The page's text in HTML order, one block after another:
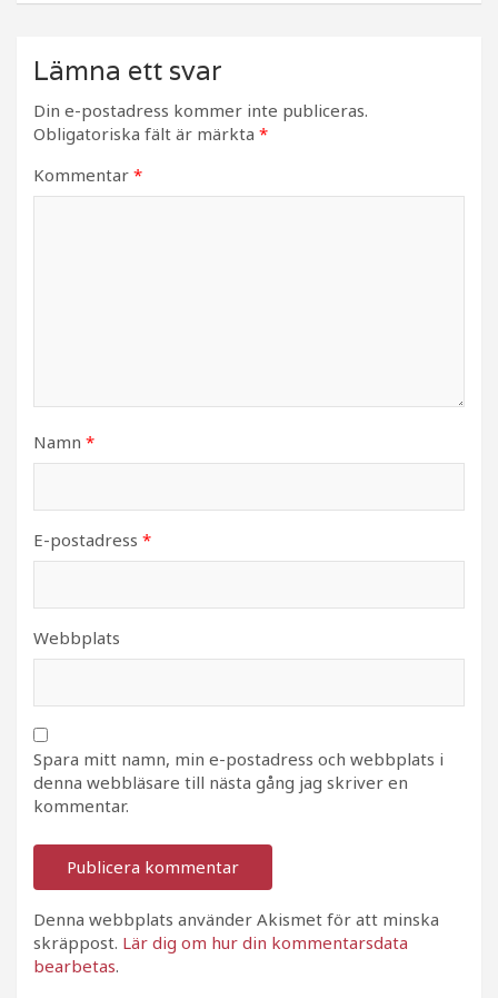
Lämna ett svar
Din e-postadress kommer inte publiceras.
Obligatoriska fält är märkta *
Kommentar *
Namn *
E-postadress *
Webbplats
Spara mitt namn, min e-postadress och webbplats i
denna webbläsare till nästa gång jag skriver en
kommentar.
Denna webbplats använder Akismet för att minska
skräppost. Lär dig om hur din kommentarsdata
bearbetas.